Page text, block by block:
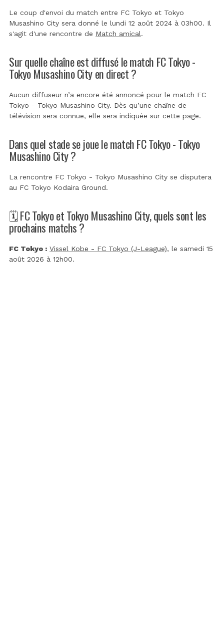
Le coup d'envoi du match entre FC Tokyo et Tokyo
Musashino City sera donné le lundi 12 août 2024 à 03h00. Il
s'agit d'une rencontre de Match amical.
Sur quelle chaîne est diffusé le match FC Tokyo -
Tokyo Musashino City en direct ?
Aucun diffuseur n’a encore été annoncé pour le match FC
Tokyo - Tokyo Musashino City. Dès qu’une chaîne de
télévision sera connue, elle sera indiquée sur cette page.
Dans quel stade se joue le match FC Tokyo - Tokyo
Musashino City ?
La rencontre FC Tokyo - Tokyo Musashino City se disputera
au FC Tokyo Kodaira Ground.
🗓️ FC Tokyo et Tokyo Musashino City, quels sont les
prochains matchs ?
FC Tokyo : Vissel Kobe - FC Tokyo (J-League), le samedi 15
août 2026 à 12h00.